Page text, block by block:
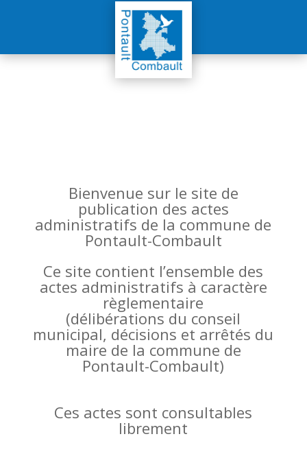
Bienvenue sur le site de
publication des actes
administratifs de la commune de
Pontault-Combault
Ce site contient l’ensemble des
actes administratifs à caractère
règlementaire
(délibérations du conseil
municipal, décisions et arrêtés du
maire de la commune de
Pontault-Combault)
Ces actes sont consultables
librement